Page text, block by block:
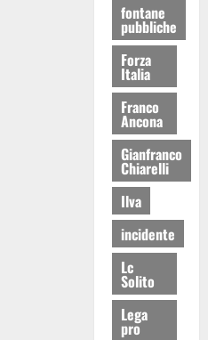
fontane
pubbliche
Forza
Italia
Franco
Ancona
Gianfranco
Chiarelli
Ilva
incidente
Lc
Solito
Lega
pro